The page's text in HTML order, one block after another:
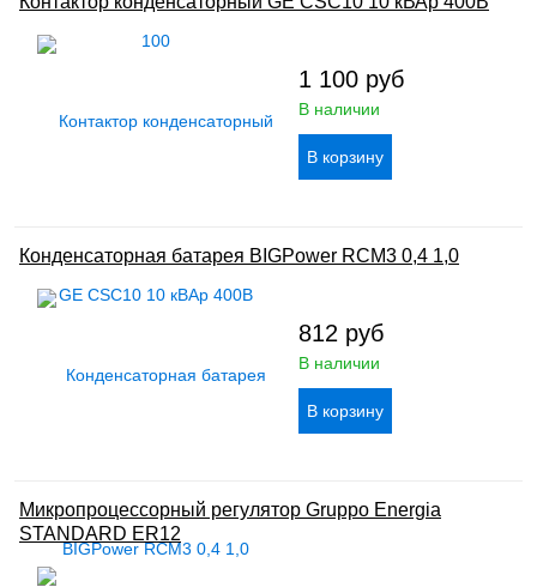
1 100 руб
В наличии
Конденсаторная батарея BIGPower RCM3 0,4 1,0
812 руб
В наличии
Микропроцессорный регулятор Gruppo Energia
STANDARD ER12